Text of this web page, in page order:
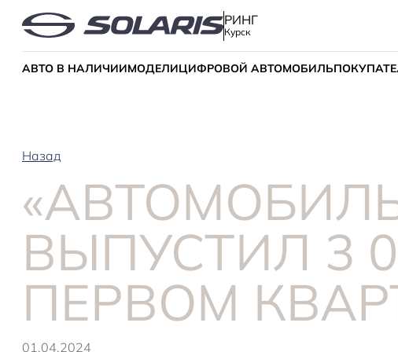
РИНГ
Курск
АВТО В НАЛИЧИИМОДЕЛИЦИФРОВОЙ АВТОМОБИЛЬ
Назад
ВЫПУСТИЛ 3
ПЕРВОМ
01.04.2024